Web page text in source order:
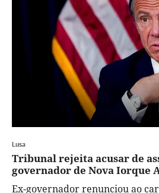
Lusa
Tribunal rejeita acusar de
governador de Nova Iorque
Ex-governador renunciou ao